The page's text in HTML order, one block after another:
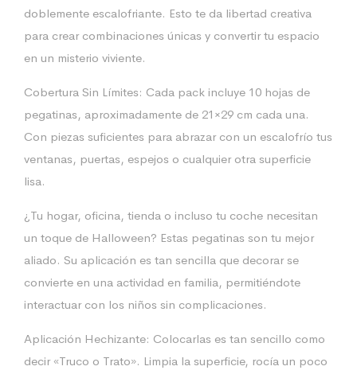
doblemente escalofriante. Esto te da libertad creativa
para crear combinaciones únicas y convertir tu espacio
en un misterio viviente.
Cobertura Sin Límites: Cada pack incluye 10 hojas de
pegatinas, aproximadamente de 21×29 cm cada una.
Con piezas suficientes para abrazar con un escalofrío tus
ventanas, puertas, espejos o cualquier otra superficie
lisa.
¿Tu hogar, oficina, tienda o incluso tu coche necesitan
un toque de Halloween? Estas pegatinas son tu mejor
aliado. Su aplicación es tan sencilla que decorar se
convierte en una actividad en familia, permitiéndote
interactuar con los niños sin complicaciones.
Aplicación Hechizante: Colocarlas es tan sencillo como
decir «Truco o Trato». Limpia la superficie, rocía un poco